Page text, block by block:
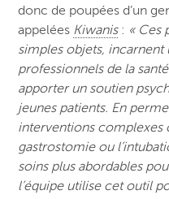
donc de poupées d’un
appelées Kiwanis: « Ces
simples objets, incarnent
professionnels de la
apporter un soutien
jeunes patients. En
interventions
gastrostomie ou
soins plus abordables
l’équipe utilise cet outil